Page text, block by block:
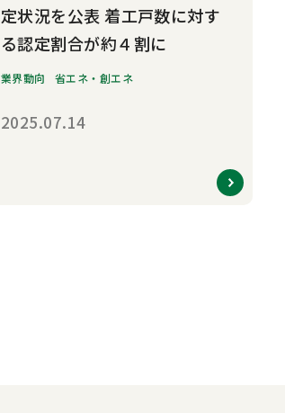
定状況を公表 着工戸数に対す
る認定割合が約４割に
業界動向 省エネ・創エネ
2025.07.14